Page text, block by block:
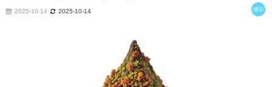
2025-10-14 2025-10-14